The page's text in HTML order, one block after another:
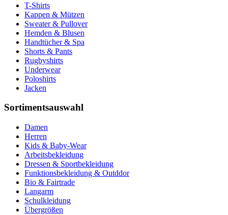
T-Shirts
Kappen & Mützen
Sweater & Pullover
Hemden & Blusen
Handtücher & Spa
Shorts & Pants
Rugbyshirts
Underwear
Poloshirts
Jacken
Sortimentsauswahl
Damen
Herren
Kids & Baby-Wear
Arbeitsbekleidung
Dressen & Sportbekleidung
Funktionsbekleidung & Outddor
Bio & Fairtrade
Langarm
Schulkleidung
Übergrößen